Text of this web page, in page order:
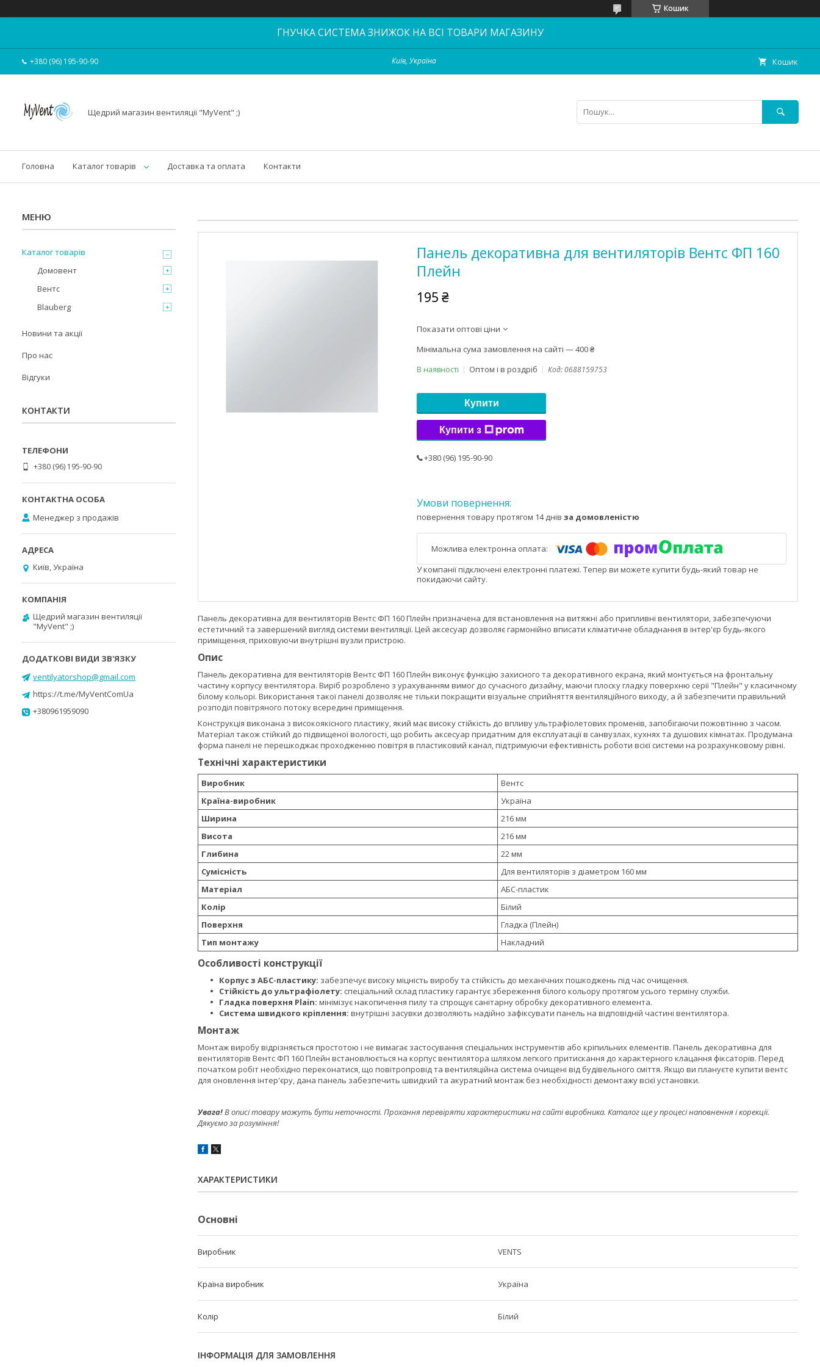
Кошик
ГНУЧКА СИСТЕМА ЗНИЖОК НА ВСІ ТОВАРИ МАГАЗИНУ
+380 (96) 195-90-90 Київ, Україна Кошик
Щедрий магазин вентиляції "MyVent" ;)
Головна Каталог товарів Доставка та оплата Контакти
Панель декоративна для вентиляторів Вентс ФП 160
Плейн
195 ₴
Показати оптові ціни
Мінімальна сума замовлення на сайті — 400 ₴
В наявності Оптом і в роздріб Код:0688159753
Купити
Купити з
+380 (96) 195-90-90
повернення товару протягом 14 днів за домовленістю
У компанії підключені електронні платежі. Тепер ви можете купити будь-який товар не
покидаючи сайту.
Панель декоративна для вентиляторів Вентс ФП 160 Плейн призначена для встановлення на витяжні або припливні вентилятори, забезпечуючи
естетичний та завершений вигляд системи вентиляції. Цей аксесуар дозволяє гармонійно вписати кліматичне обладнання в інтер'єр будь-якого
приміщення, приховуючи внутрішні вузли пристрою.
Опис
Панель декоративна для вентиляторів Вентс ФП 160 Плейн виконує функцію захисного та декоративного екрана, який монтується на фронтальну
частину корпусу вентилятора. Виріб розроблено з урахуванням вимог до сучасного дизайну, маючи плоску гладку поверхню серії "Плейн" у класичному
білому кольорі. Використання такої панелі дозволяє не тільки покращити візуальне сприйняття вентиляційного виходу, а й забезпечити правильний
розподіл повітряного потоку всередині приміщення.
Конструкція виконана з високоякісного пластику, який має високу стійкість до впливу ультрафіолетових променів, запобігаючи пожовтінню з часом.
Матеріал також стійкий до підвищеної вологості, що робить аксесуар придатним для експлуатації в санвузлах, кухнях та душових кімнатах. Продумана
форма панелі не перешкоджає проходженню повітря в пластиковий канал, підтримуючи ефективність роботи всієї системи на розрахунковому рівні.
Технічні характеристики
Виробник
Вентс
Країна-виробник
Україна
Ширина
216 мм
Висота
216 мм
Глибина
22 мм
Сумісність
Для вентиляторів з діаметром 160 мм
Матеріал
АБС-пластик
Колір
Білий
Поверхня
Гладка (Плейн)
Тип монтажу
Накладний
Особливості конструкції
Корпус з АБС-пластику: забезпечує високу міцність виробу та стійкість до механічних пошкоджень під час очищення.
Стійкість до ультрафіолету: спеціальний склад пластику гарантує збереження білого кольору протягом усього терміну служби.
Гладка поверхня Plain: мінімізує накопичення пилу та спрощує санітарну обробку декоративного елемента.
Система швидкого кріплення: внутрішні засувки дозволяють надійно зафіксувати панель на відповідній частині вентилятора.
Монтаж
Монтаж виробу відрізняється простотою і не вимагає застосування спеціальних інструментів або кріпильних елементів. Панель декоративна для
вентиляторів Вентс ФП 160 Плейн встановлюється на корпус вентилятора шляхом легкого притискання до характерного клацання фіксаторів. Перед
початком робіт необхідно переконатися, що повітропровід та вентиляційна система очищені від будівельного сміття. Якщо ви плануєте купити вентс
для оновлення інтер'єру, дана панель забезпечить швидкий та акуратний монтаж без необхідності демонтажу всієї установки.
Увага!В описі товару можуть бути неточності. Прохання перевіряти характеристики на сайті виробника. Каталог ще у процесі наповнення і корекції.
Дякуємо за розуміння!
ХАРАКТЕРИСТИКИ
Основні
Виробник VENTS
Країна виробник Україна
Колір Білий
ІНФОРМАЦІЯ ДЛЯ ЗАМОВЛЕННЯ
Каталог товарів
Домовент
Вентс
Blauberg
Новини та акції
Про нас
Відгуки
КОНТАКТИ
+380 (96) 195-90-90
Менеджер з продажів
Київ, Україна
Щедрий магазин вентиляції
"MyVent" ;)
ventilyatorshop@gmail.com
https://t.me/MyVentComUa
+380961959090